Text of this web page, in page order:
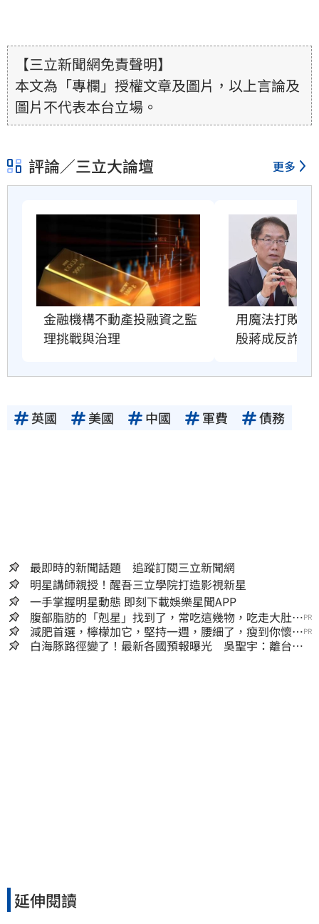
【三立新聞網免責聲明】
本文為「專欄」授權文章及圖片，以上言論及
圖片不代表本台立場。
評論／三立大論壇 更多
金融機構不動產投融資之監
理挑戰與治理
用魔法打敗魔
殷蔣成反詐教
英國 美國 中國 軍費 債務
最即時的新聞話題 追蹤訂閱三立新聞網
明星講師親授！醒吾三立學院打造影視新星
一手掌握明星動態 即刻下載娛樂星聞APP
腹部脂肪的「剋星」找到了，常吃這幾物，吃走大肚
囊，瘦出小蠻腰
PR
減肥首選，檸檬加它，堅持一週，腰細了，瘦到你懷疑
人生
PR
白海豚路徑變了！最新各國預報曝光 吳聖宇：離台灣
延伸閱讀